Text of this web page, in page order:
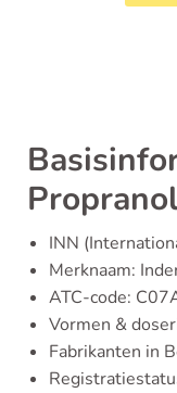
INN
Merknaam:
ATC-code:
Vormen &
Fabrikanten in